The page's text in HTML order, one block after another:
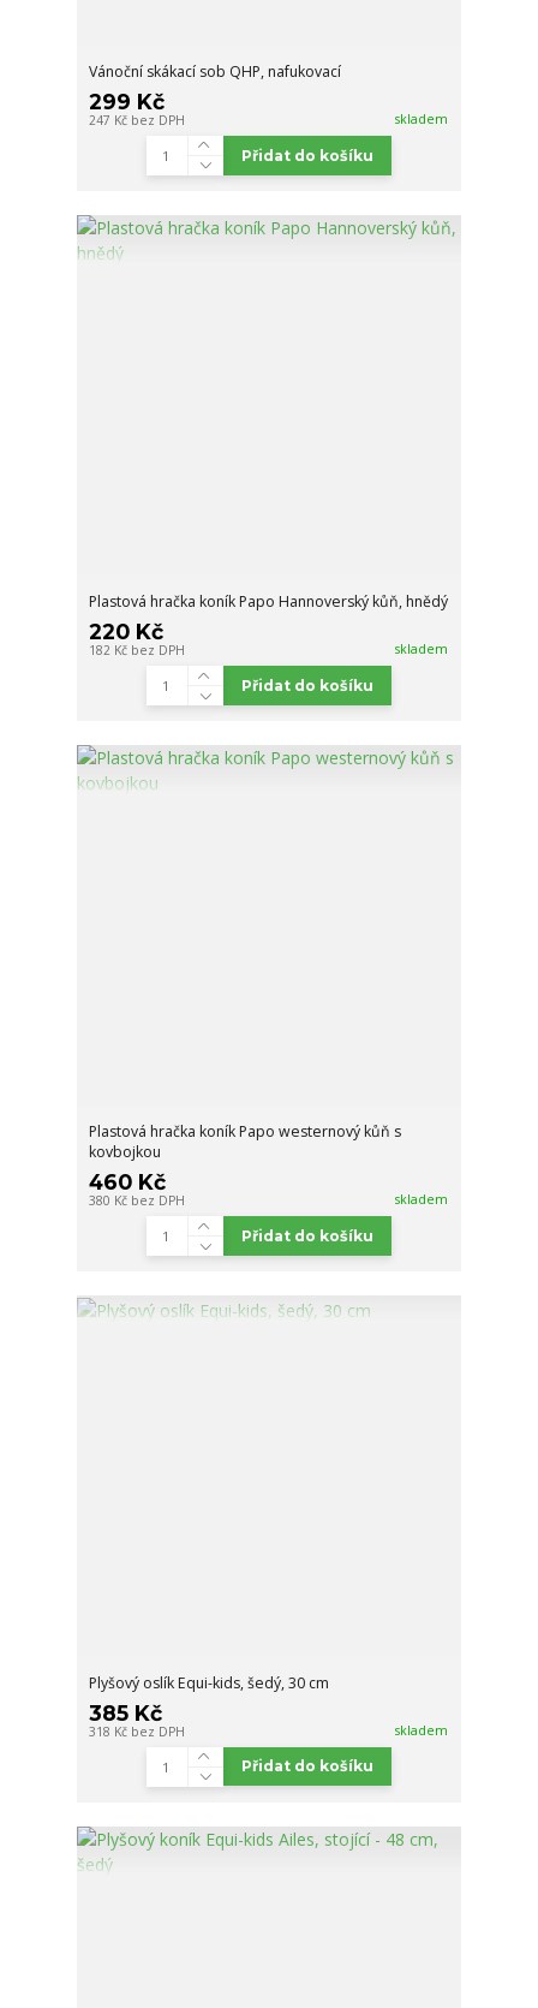
Vánoční skákací sob QHP, nafukovací
299 Kč
247 Kč bez DPH skladem
Přidat do košíku
Plastová hračka koník Papo Hannoverský kůň, hnědý
220 Kč
182 Kč bez DPH skladem
Přidat do košíku
Plastová hračka koník Papo westernový kůň s
kovbojkou
460 Kč
380 Kč bez DPH skladem
Přidat do košíku
Plyšový oslík Equi-kids, šedý, 30 cm
385 Kč
318 Kč bez DPH skladem
Přidat do košíku